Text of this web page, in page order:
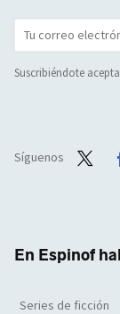
Suscribiéndote
Síguenos
En Espinof
Series de ficción